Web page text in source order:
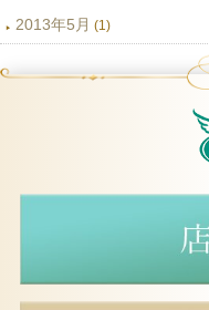
2013年5月 (1)